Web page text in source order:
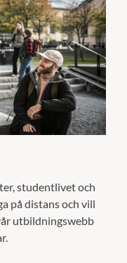
studentlivet och
på distans och vill
utbildningswebb